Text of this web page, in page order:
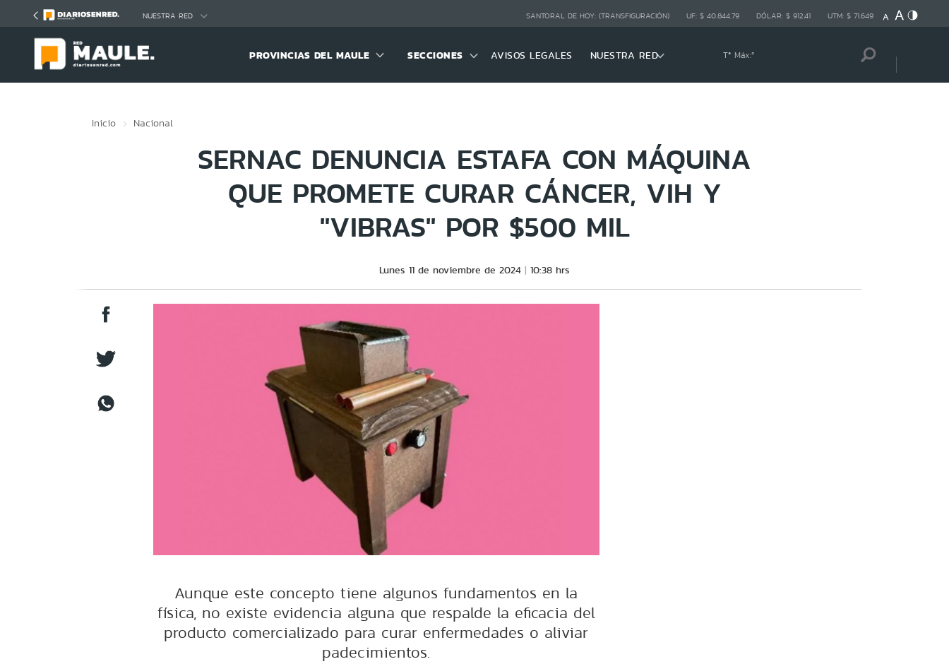
NUESTRA RED SANTORAL DE HOY: (TRANSFIGURACIÓN) UF: $ 40.844,79 DÓLAR: $ 912,41 UTM: $ 71.649
PROVINCIAS DEL MAULE SECCIONES AVISOS LEGALES NUESTRA RED Tª Máx:º
Inicio Nacional
SERNAC DENUNCIA ESTAFA CON MÁQUINA
QUE PROMETE CURAR CÁNCER, VIH Y
"VIBRAS" POR $500 MIL
Lunes 11 de noviembre de 2024 10:38 hrs
Aunque este concepto tiene algunos fundamentos en la
física, no existe evidencia alguna que respalde la eficacia del
producto comercializado para curar enfermedades o aliviar
padecimientos.